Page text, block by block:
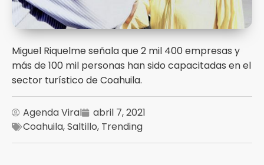
Miguel Riquelme señala que 2 mil 400 empresas y
más de 100 mil personas han sido capacitadas en el
sector turístico de Coahuila.
Agenda Viral
abril 7, 2021
Coahuila,Saltillo, Trending